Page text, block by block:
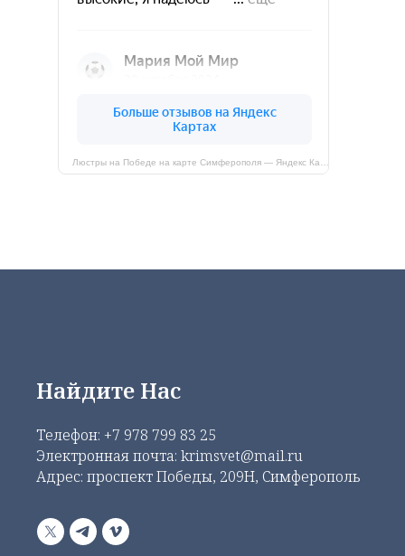
Найдите Нас
Телефон: +7 978 799 83 25
Электронная почта: krimsvet@mail.ru
Адрес: проспект Победы, 209Н, Симферополь